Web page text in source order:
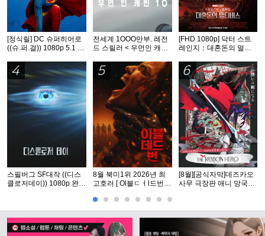
[정식릴] DC 슈퍼히어로
((슈.퍼.걸)) 1080p 5.1 공
전세계 1OOO만부. 레전
드 스릴러 < 우먼인 캐빈
[FHD 1080p] 닥터 스트
레인지：대혼돈의 멀티
4
스필버그 SF대작 ((디스
클로저데이)) 1080p 완벽
5
8월 북미1위 2026년 최
고호러 [ Ol블ㄷㅓl드번 ]
6
[8월][공식자막]데즈카오
사무 극장판 애니 망국의